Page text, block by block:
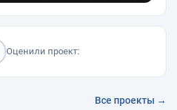
Оценили проект:
Все проекты →